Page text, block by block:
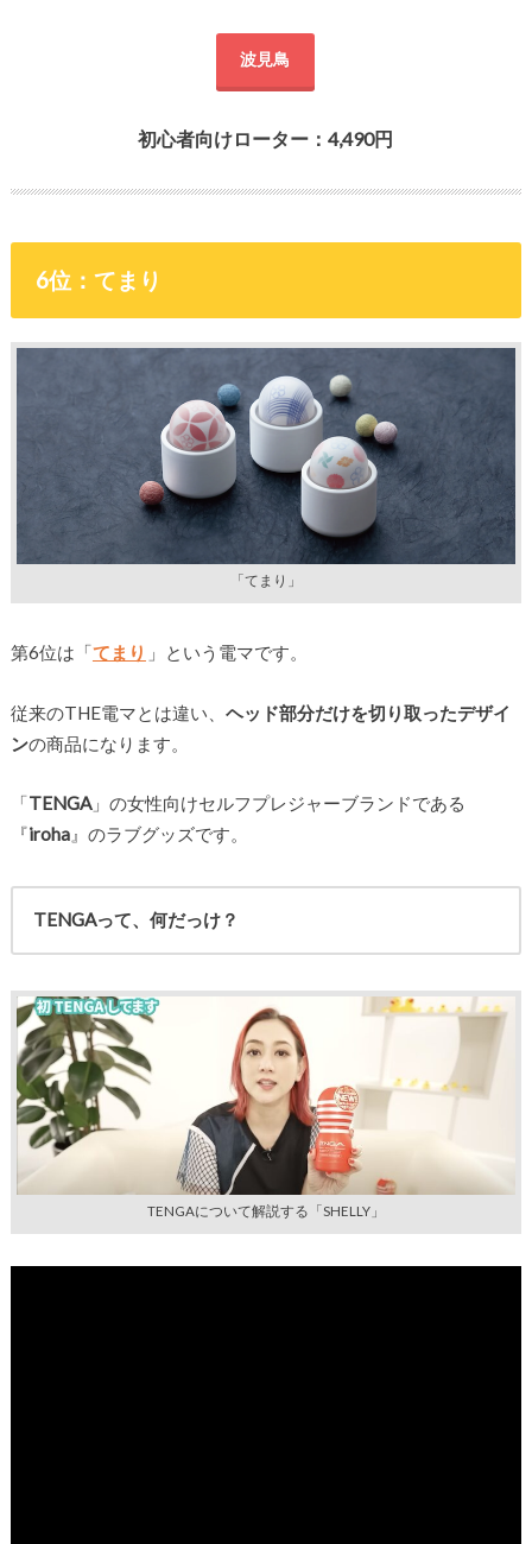
波見鳥
初心者向けローター：4,490円
6位：てまり
「てまり」
第6位は「てまり 」という電マです。
従来のTHE電マとは違い、 ヘッド部分だけを切り取ったデザイ
ンの商品になります。
「TENGA」の女性向けセルフプレジャーブランドである
『iroha』のラブグッズです。
TENGAって、何だっけ？
TENGAについて解説する「SHELLY」